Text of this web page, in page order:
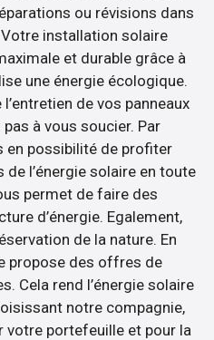
ou révisions dans
installation solaire
et durable grâce à
une énergie écologique.
de vos panneaux
pas à vous soucier. Par
en possibilité de profiter
l’énergie solaire en toute
permet de faire des
d’énergie. Egalement,
de la nature. En
propose des offres de
Cela rend l’énergie solaire
notre compagnie,
votre portefeuille et pour la